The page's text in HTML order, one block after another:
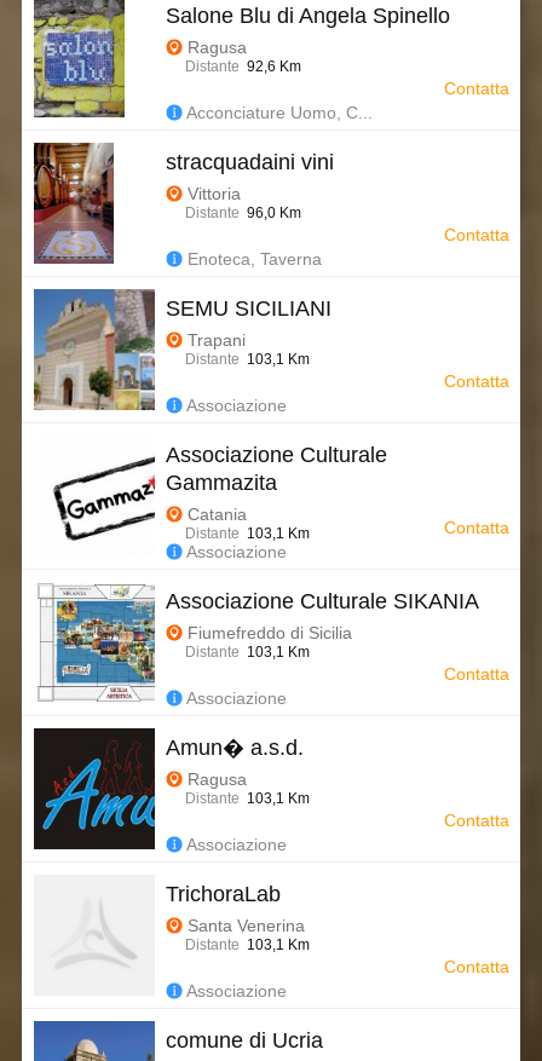
Salone Blu di Angela Spinello
Ragusa
Distante 92,6 Km
Acconciature Uomo, C...
Contatta
stracquadaini vini
Vittoria
Distante 96,0 Km
Enoteca, Taverna
Contatta
SEMU SICILIANI
Trapani
Distante 103,1 Km
Associazione
Contatta
Associazione Culturale
Gammazita
Catania
Distante 103,1 Km
Associazione
Contatta
Associazione Culturale SIKANIA
Fiumefreddo di Sicilia
Distante 103,1 Km
Associazione
Contatta
Amun� a.s.d.
Ragusa
Distante 103,1 Km
Associazione
Contatta
TrichoraLab
Santa Venerina
Distante 103,1 Km
Associazione
Contatta
comune di Ucria